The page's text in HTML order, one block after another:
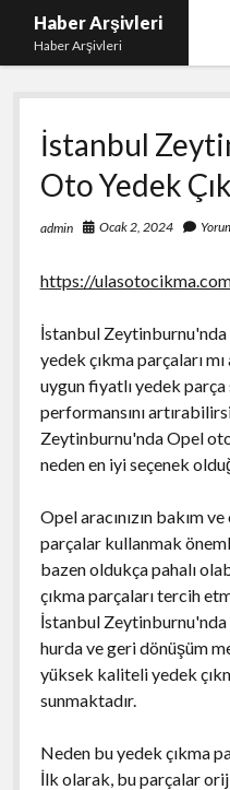
Haber Arşivleri
Haber Arşivleri
Liste
Sayfa Listesi
Ücretsiz Tiktok Takipçi
YouTube’da Nasıl Abone
İstanbul
Oto Yedek
admin Ocak 2, 2024
https://
İstanbul Zeytinburnu'nda
yedek çıkma parçaları
uygun fiyatlı yedek parça
performansını
Zeytinburnu'nda Opel oto
neden en iyi seçenek
Opel aracınızın bakım
parçalar kullanmak
bazen oldukça pahalı
çıkma parçaları tercih
İstanbul
hurda ve geri dönüşüm
yüksek kaliteli yedek
sunmaktadır.
Neden bu yedek çıkma
İlk olarak, bu parçalar